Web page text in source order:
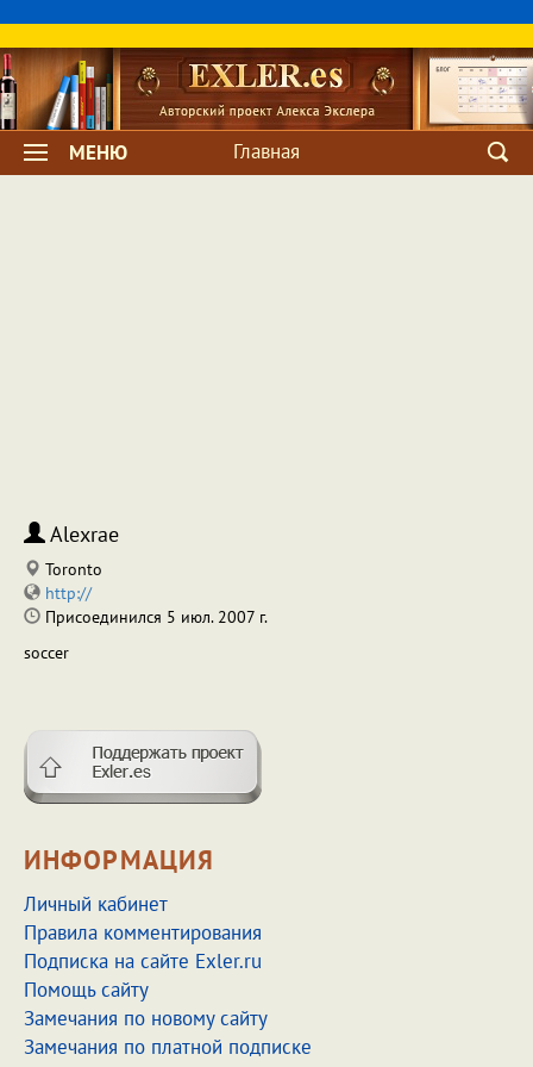
МЕНЮ Главная
Alexrae
Toronto
http://
Присоединился 5 июл. 2007 г.
soccer
ИНФОРМАЦИЯ
Личный кабинет
Правила комментирования
Подписка на сайте Exler.ru
Помощь сайту
Замечания по новому сайту
Замечания по платной подписке